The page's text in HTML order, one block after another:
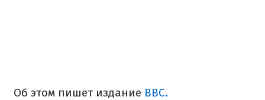
Об этом пишет издание ВВС.